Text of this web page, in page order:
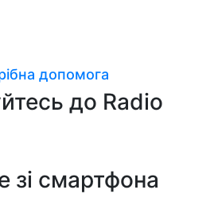
допомога
до Radio
зі смартфона